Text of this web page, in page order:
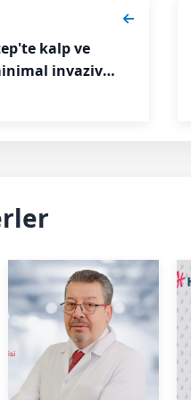
kalp ve
invaziv